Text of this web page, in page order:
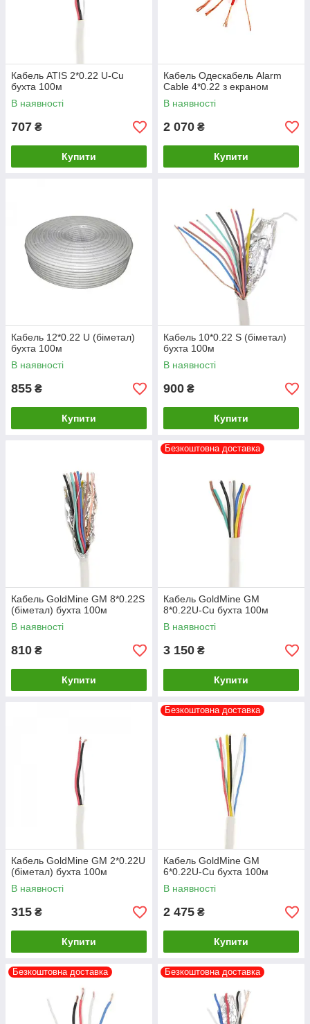
Кабель ATIS 2*0.22 U-Cu
бухта 100м
В наявності
707 ₴
Купити
Кабель Одескабель Alarm
Cable 4*0.22 з екраном
В наявності
2 070 ₴
Купити
Кабель 12*0.22 U (біметал)
бухта 100м
В наявності
855 ₴
Купити
Кабель 10*0.22 S (біметал)
бухта 100м
В наявності
900 ₴
Купити
Кабель GoldMine GM 8*0.22S
(біметал) бухта 100м
В наявності
810 ₴
Купити
Безкоштовна доставка
Кабель GoldMine GM
8*0.22U-Cu бухта 100м
В наявності
3 150 ₴
Купити
Кабель GoldMine GM 2*0.22U
(біметал) бухта 100м
В наявності
315 ₴
Купити
Безкоштовна доставка
Кабель GoldMine GM
6*0.22U-Cu бухта 100м
В наявності
2 475 ₴
Купити
Безкоштовна доставка Безкоштовна доставка